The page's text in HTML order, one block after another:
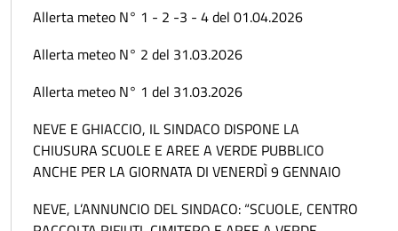
Allerta meteo N° 1 - 2 -3 - 4 del 01.04.2026
Allerta meteo N° 2 del 31.03.2026
Allerta meteo N° 1 del 31.03.2026
NEVE E GHIACCIO, IL SINDACO DISPONE LA
CHIUSURA SCUOLE E AREE A VERDE PUBBLICO
ANCHE PER LA GIORNATA DI VENERDÌ 9 GENNAIO
NEVE, L’ANNUNCIO DEL SINDACO: “SCUOLE, CENTRO